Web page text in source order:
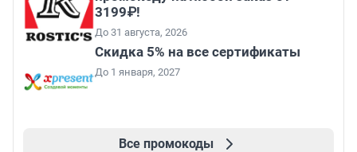
3199₽!
До 31 августа, 2026
Скидка 5% на все сертификаты
До 1 января, 2027
Все промокоды